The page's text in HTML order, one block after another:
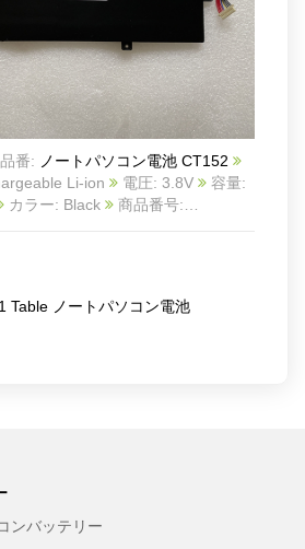
番: ノートパソコン電池 CT152
Li-ion
電圧: 3.8V
カラー: Black
商品番号:
Table ノートパソコン電池
ンバッテリー